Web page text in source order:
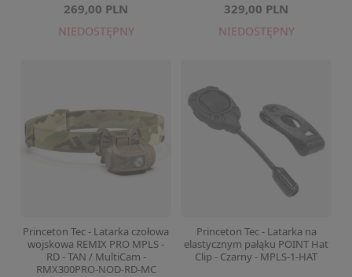
269,00 PLN
NIEDOSTĘPNY
329,00 PLN
NIEDOSTĘPNY
Princeton Tec - Latarka czołowa
wojskowa REMIX PRO MPLS -
RD - TAN / MultiCam -
RMX300PRO-NOD-RD-MC
Princeton Tec - Latarka na
elastycznym pałąku POINT Hat
Clip - Czarny - MPLS-1-HAT